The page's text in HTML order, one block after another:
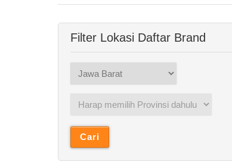
Filter Lokasi Daftar Brand